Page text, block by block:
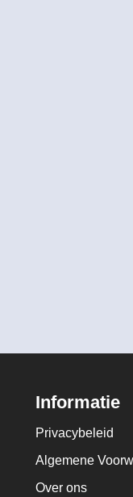
Informatie
Privacybeleid
Algemene
Over ons